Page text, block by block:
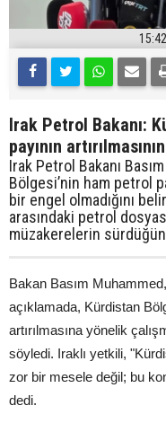
15:42
Irak Petrol Bakanı:
payının
Irak Petrol Bakanı
Bölgesi’nin ham petrol
bir engel olmadığını
arasındaki petrol
müzakerelerin
Bakan Basım
açıklamada, Kürdistan
artırılmasına yönelik
söyledi. Iraklı yetkili,
zor bir mesele değil; bu
dedi.